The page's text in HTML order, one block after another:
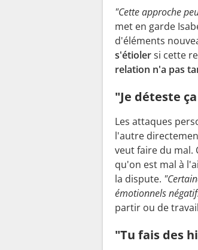
"Cette approche
met en garde
d'éléments
s'étiolersi cette
relation n'a pas
"Je déteste
Les attaques
l'autre
veut faire du mal.
qu'on est mal à
la dispute.
émotionnels
partir ou de
"Tu fais des